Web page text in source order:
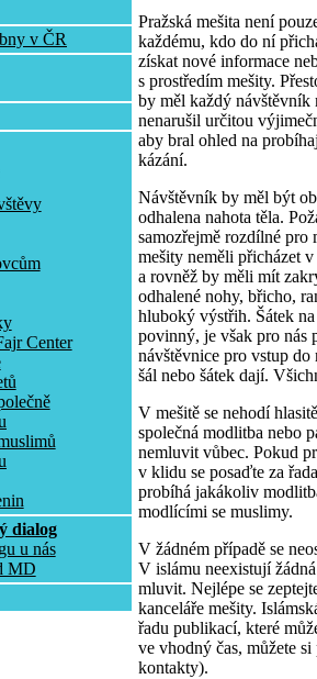
v ČR
Center
dialog
u nás
MD
Pražská mešita není
každému, kdo do ní
získat nové informace
s prostředím mešity.
by měl každý návštěvník
nenarušil určitou
aby bral ohled na
kázání.
Návštěvník by měl být
odhalena nahota těla.
samozřejmě rozdílné pro
mešity neměli přicházet
a rovněž by měli mít
odhalené nohy, břicho,
hluboký výstřih. Šátek
povinný, je však pro nás
návštěvnice pro vstup
šál nebo šátek dají.
V mešitě se nehodí
společná modlitba nebo
nemluvit vůbec. Pokud
v klidu se posaďte za
probíhá jakákoliv
modlícími se muslimy.
V žádném případě se
V islámu neexistují
mluvit. Nejlépe se
kanceláře mešity.
řadu publikací, které
ve vhodný čas, můžete
kontakty).